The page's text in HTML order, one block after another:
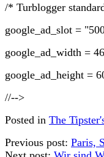
/* Turblogger
google_ad_slot =
google_ad_width =
google_ad_height =
//-->
Posted in The
Previous post: Paris,